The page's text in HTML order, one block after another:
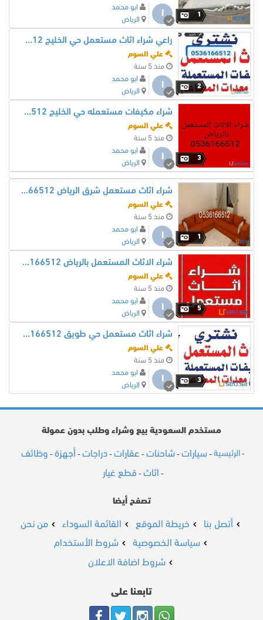
1 ا
ابو محمد
الرياض
2
راعي شراء اثاث مستعمل حي الخليج 0536166512
علي السوم
منذ 5 سنة
ا
ابو محمد
الرياض
3
شراء مكيفات مستعمله حي الخليج 0536166512
علي السوم
منذ 5 سنة
ا
ابو محمد
الرياض
1
شراء اثاث مستعمل شرق الرياض 0536166512
علي السوم
منذ 5 سنة
ا
ابو محمد
الرياض
5
شراء الاثاث المستعمل بالرياض 0536166512
علي السوم
منذ 5 سنة
ا
ابو محمد
الرياض
3
شراء اثاث مستعمل حي طويق 0536166512
علي السوم
منذ 5 سنة
ا
ابو محمد
الرياض
مستخدم السعودية بيع وشراء وطلب بدون عمولة
- الرئيسية - سيارات - شاحنات - عقارات - دراجات - أجهزة - وظائف
- اثاث -قطع غيار
تصفح أيضا
أتصل بنا خريطة الموقع القائمة السوداء
من نحن
سياسة الخصوصية
شروط الأستخدام
شروط اضافة الاعلان
تابعنا على